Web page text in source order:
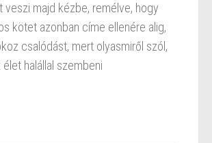
majd kézbe, remélve, hogy
kötet azonban címe ellenére alig,
csalódást, mert olyasmiről szól,
halállal szembeni